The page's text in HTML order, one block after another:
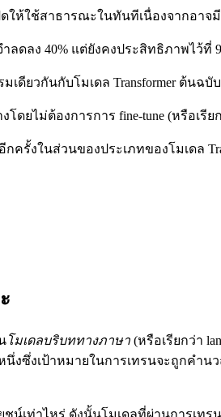
ห้ใช้สาธารณะในทันทีเนื่องจากอาจ
ลดลง 40% แต่ยังคงประสิทธิภาพไว้ที่
ดียวกันกับโมเดล Transformer ต้นฉ
ดยไม่ต้องการการ fine-tune (หรือเรีย
รั้งในส่วนของประเภทของโมเดล
โมเดลบริบททางภาษา (หรือเรียกว่า
หนึ่งซึ่งเป้าหมายในการเทรนจะถูก
น์เท่าไหร่ ดังนั้นโมเดลที่ผ่านการเท